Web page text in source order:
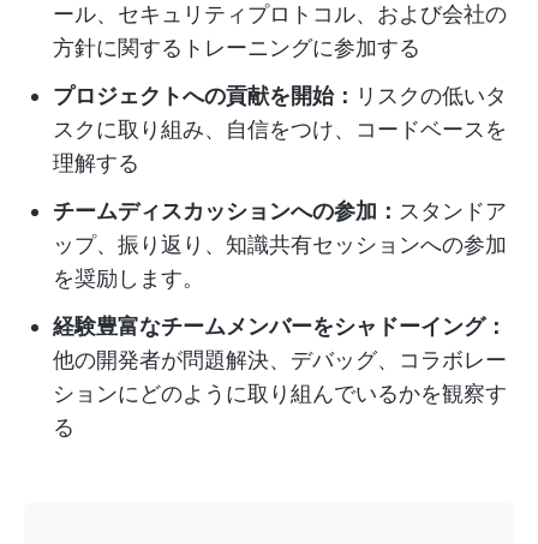
ール、セキュリティプロトコル、および会社の
方針に関するトレーニングに参加する
プロジェクトへの貢献を開始： リスクの低いタ
スクに取り組み、自信をつけ、コードベースを
理解する
チームディスカッションへの参加： スタンドア
ップ、振り返り、知識共有セッションへの参加
を奨励します。
経験豊富なチームメンバーをシャドーイング：
他の開発者が問題解決、デバッグ、コラボレー
ションにどのように取り組んでいるかを観察す
る